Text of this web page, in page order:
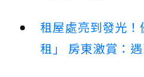
租屋處亮到發光
租」 房東激賞：